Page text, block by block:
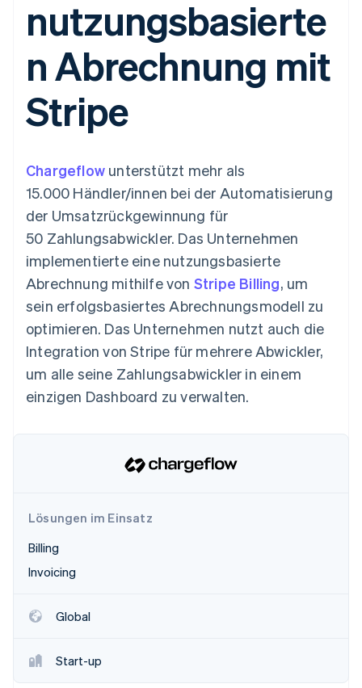
Zugriff auf mehr als
125
Zahlungen vor Ort
Authorization
Optimierung der
Autorisierungsraten
Bezahlvorgang
Financial
Connections
Verbundene
Datensynchronisierung
Product roadmap
Ausblick
Radar
Betrugsprävention
Atlas
Start-up-Gründung
Climate
Geldmanagement
Plattformen
SaaS
Nach Branche
Gaming
Freizeit
Versicherungen
Medien und
Unterhaltung
Gemeinnützige
Organisationen
Fachdienstleistungen
Öffentlicher Sektor
Einzelhandel
Ecosystem
Partner
Marktplatz auf
Grundlagen der
Abonnementverwaltung
So setzen Sie
nutzungsbasierte
Stablecoin-gestützte
Karten ausgeben: So
Verwaltung von
Diensten mit Agenten
App-Integrationen
Code-Beispiele
Entwickler-Blog
API-Status
Produkt-Roadmap
Stripe Sessions
Karriere
Newsroom
Stripe Press
Sales-Team
kontaktieren
Partner werden
nutzungsbasierte
n Abrechnung mit
Stripe
Chargeflow unterstützt mehr als
15.000 Händler/innen bei der Automatisierung
der Umsatzrückgewinnung für
50 Zahlungsabwickler. Das Unternehmen
implementierte eine nutzungsbasierte
Abrechnung mithilfe von Stripe Billing, um
sein erfolgsbasiertes Abrechnungsmodell zu
optimieren. Das Unternehmen nutzt auch die
Integration von Stripe für mehrere Abwickler,
um alle seine Zahlungsabwickler in einem
einzigen Dashboard zu verwalten.
Lösungen im Einsatz
Billing
Invoicing
Global
Start-up